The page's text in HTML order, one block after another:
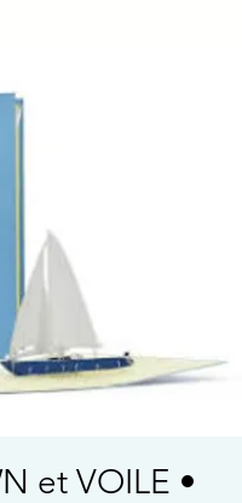
et VOILE •